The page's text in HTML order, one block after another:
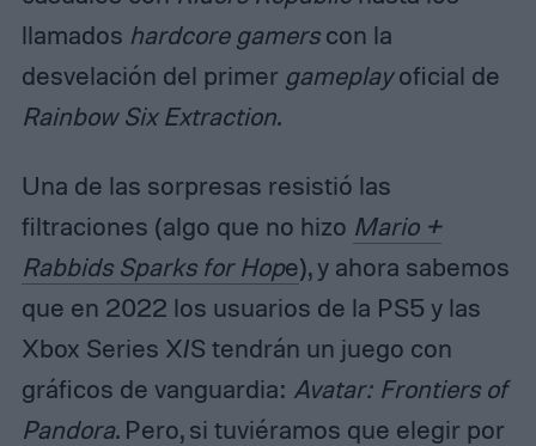
llamados hardcore gamerscon la
desvelación del primer gameplayoficial de
Rainbow Six Extraction.
Una de las sorpresas resistió las
filtraciones (algo que no hizo Mario +
Rabbids Sparks for Hope), y ahora sabemos
que en 2022 los usuarios de la PS5 y las
Xbox Series X/S tendrán un juego con
gráficos de vanguardia: Avatar: Frontiers of
Pandora. Pero, si tuviéramos que elegir por